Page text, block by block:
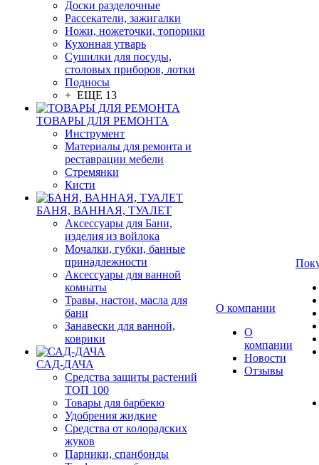
Доски разделочные
Рассекатели, зажигалки
Ножи, ножеточки, топорики
Кухонная утварь
Сушилки для посуды,
столовых приборов, лотки
Подносы
+ ЕЩЕ 13
ТОВАРЫ ДЛЯ РЕМОНТА
Инструмент
Материалы для ремонта и
реставрации мебели
Стремянки
Кисти
БАНЯ, ВАННАЯ, ТУАЛЕТ
Аксессуары для Бани,
изделия из войлока
Мочалки, губки, банные
принадлежности
Аксессуары для ванной
комнаты
Травы, настои, масла для
бани
Занавески для ванной,
коврики
САД-ДАЧА
Средства защиты растений
ТОП 100
Товары для барбекю
Удобрения жидкие
Средства от колорадских
жуков
Парники, спанбонды
О компании
О
компании
Новости
Отзывы